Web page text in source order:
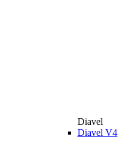
Diavel
Diavel V4